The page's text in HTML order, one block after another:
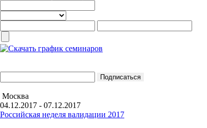
Москва
04.12.2017 - 07.12.2017
Российская неделя валидации 2017